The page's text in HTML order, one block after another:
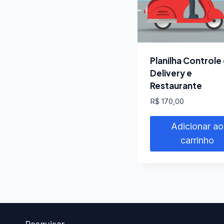
Planilha Controle
Delivery e
Restaurante
R$ 170,00
Adicionar ao
carrinho